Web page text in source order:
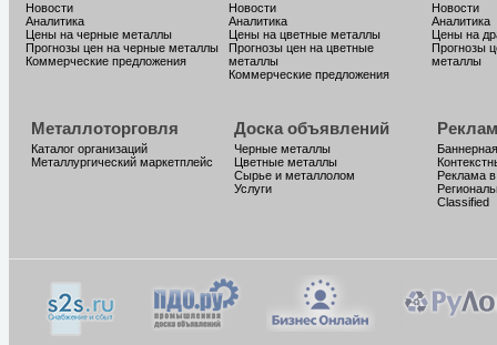
Новости
Аналитика
Цены на черные металлы
Прогнозы цен на черные металлы
Коммерческие предложения
Новости
Аналитика
Цены на цветные металлы
Прогнозы цен на цветные
металлы
Коммерческие предложения
Новости
Аналитика
Цены на
Прогнозы
металлы
Металлоторговля
Каталог организаций
Металлургический маркетплейс
Доска объявлений
Черные металлы
Цветные металлы
Сырье и металлолом
Услуги
Реклама
Classified